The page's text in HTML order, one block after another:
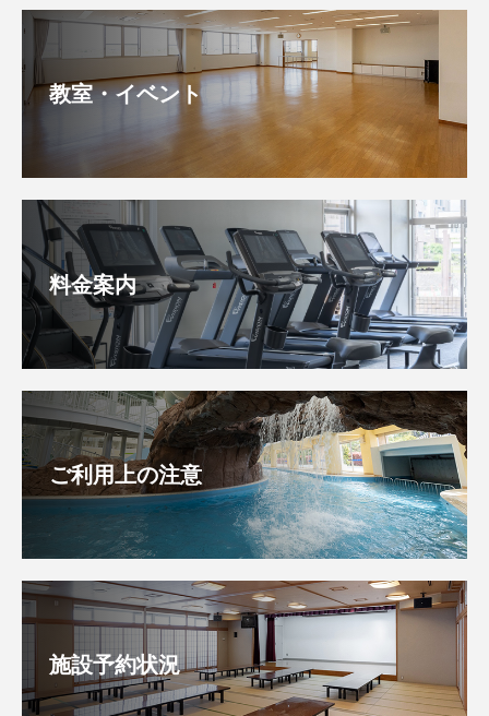
教室・イベント
料金案内
ご利用上の注意
施設予約状況